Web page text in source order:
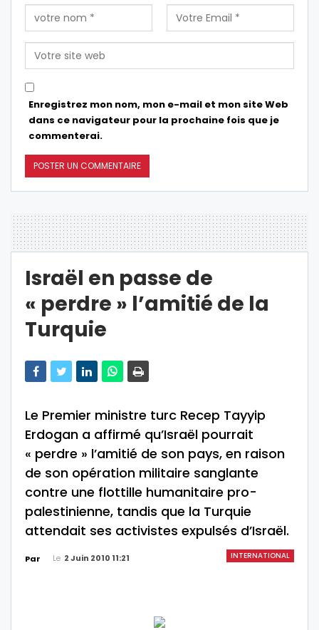
Enregistrez mon nom, mon e-mail et mon site Web
dans ce navigateur pour la prochaine fois que je
commenterai.
Israël en passe de
« perdre » l’amitié de la
Turquie
Le Premier ministre turc Recep Tayyip
Erdogan a affirmé qu’Israël pourrait
« perdre » l’amitié de son pays, en raison
de son opération militaire sanglante
contre une flottille humanitaire pro-
palestinienne, tandis que la Turquie
attendait ses activistes expulsés d’Israël.
INTERNATIONAL
Par Le 2 Juin 2010 11:21